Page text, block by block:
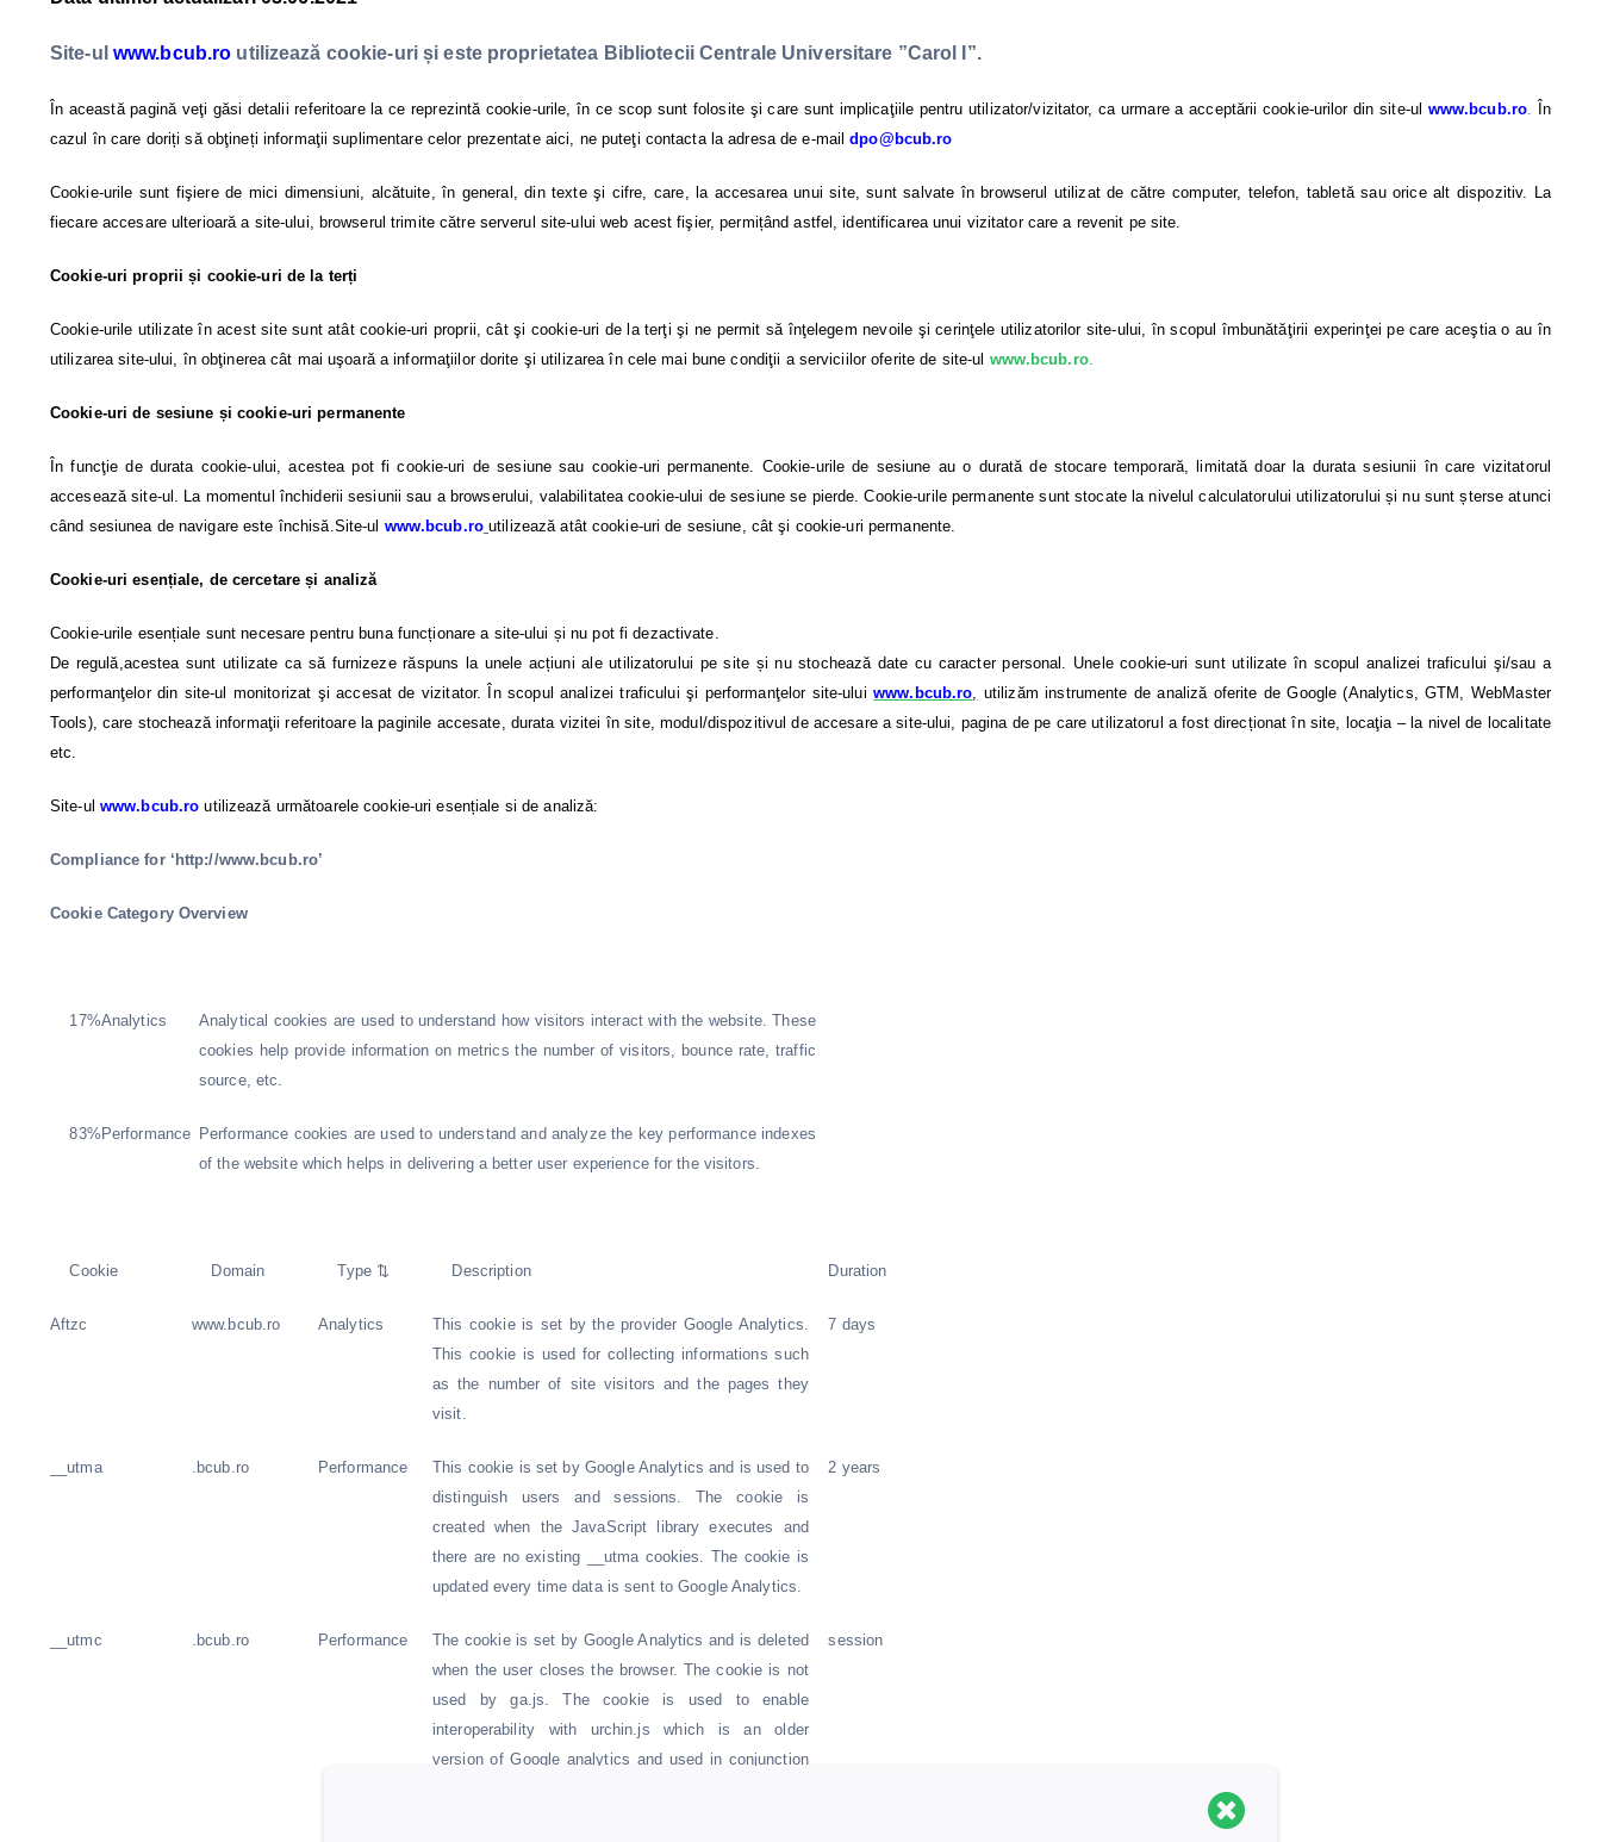
Site-ul www.bcub.ro utilizează cookie-uri și este proprietatea Bibliotecii Centrale Universitare ”Carol I”.
În această pagină veţi găsi detalii referitoare la ce reprezintă cookie-urile, în ce scop sunt folosite şi care sunt implicaţiile pentru utilizator/vizitator, ca urmare a acceptării cookie-urilor din site-ul www.bcub.ro.
În
cazul în care doriți să obţineți informaţii suplimentare celor prezentate aici, ne puteţi contacta la adresa de e-maildpo@bcub.ro
Cookie-urile sunt fişiere de mici dimensiuni, alcătuite, în general, din texte şi cifre, care, la accesarea unui site, sunt salvate în browserul utilizat de către computer, telefon, tabletă sau orice alt dispozitiv. La
fiecare accesare ulterioară a site-ului, browserul trimite către serverul site-ului web acest fişier, permițând astfel, identificarea unui vizitator care a revenit pe site.
Cookie-uri proprii și cookie-uri de la terți
Cookie-urile utilizate în acest site sunt atât cookie-uri proprii, cât şi cookie-uri de la terţi şi ne permit să înţelegem nevoile şi cerinţele utilizatorilor site-ului, în scopul îmbunătăţirii experinţei pe care aceştia o au în
utilizarea site-ului, în obţinerea cât mai uşoară a informaţiilor dorite şi utilizarea în cele mai bune condiţii a serviciilor oferite de site-ul www.bcub.ro.
Cookie-uri de sesiune și cookie-uri permanente
În funcţie de durata cookie-ului, acestea pot fi cookie-uri de sesiune sau cookie-uri permanente. Cookie-urile de sesiune au o durată de stocare temporară, limitată doar la durata sesiunii în care vizitatorul
accesează site-ul. La momentul închiderii sesiunii sau a browserului, valabilitatea cookie-ului de sesiune se pierde. Cookie-urile permanente sunt stocate la nivelul calculatorului utilizatorului și nu sunt șterse atunci
când sesiunea de navigare este închisă.Site-ul www.bcub.ro utilizează atât cookie-uri de sesiune, cât şi cookie-uri permanente.
Cookie-uri esențiale, de cercetare și analiză
Cookie-urile esențiale sunt necesare pentru buna funcționare a site-ului și nu pot fi dezactivate.
De regulă,acestea sunt utilizate ca să furnizeze răspuns la unele acțiuni ale utilizatorului pe site și nu stochează date cu caracter personal. Unele cookie-uri sunt utilizate în scopul analizei traficului şi/sau a
performanţelor din site-ul monitorizat şi accesat de vizitator. În scopul analizei traficului şi performanţelor site-uluiwww.bcub.ro, utilizăm instrumente de analiză oferite de Google (Analytics, GTM, WebMaster
Tools), care stochează informaţii referitoare la paginile accesate, durata vizitei în site, modul/dispozitivul de accesare a site-ului, pagina de pe care utilizatorul a fost direcționat în site, locaţia – la nivel de localitate
etc.
Site-ul www.bcub.ro utilizează următoarele cookie-uri esențiale si de analiză:
Compliance for ‘http://www.bcub.ro’
Cookie Category Overview
17%Analytics
Analytical cookies are used to understand how visitors interact with the website. These
cookies help provide information on metrics the number of visitors, bounce rate, traffic
source, etc.
83%Performance Performance cookies are used to understand and analyze the key performance indexes
of the website which helps in delivering a better user experience for the visitors.
Cookie Domain Type ⇅ Description Duration
Aftzc www.bcub.ro Analytics
This cookie is set by the provider Google Analytics.
This cookie is used for collecting informations such
as the number of site visitors and the pages they
visit.
7 days
__utma .bcub.ro Performance
This cookie is set by Google Analytics and is used to
distinguish users and sessions. The cookie is
created when the JavaScript library executes and
there are no existing __utma cookies. The cookie is
updated every time data is sent to Google Analytics.
2 years
__utmc .bcub.ro Performance
The cookie is set by Google Analytics and is deleted
when the user closes the browser. The cookie is not
used by ga.js. The cookie is used to enable
interoperability with urchin.js which is an older
version of Google analytics and used in conjunction
session